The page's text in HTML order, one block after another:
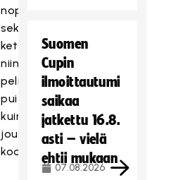
nopeatempoinen
sekä
ketterämpi
niin
peliajan
puitteissa
kuin
joukkueen
koossa.
Suomen
Cupin
ilmoittautumi
saikaa
jatkettu 16.8.
asti – vielä
ehtii mukaan
07.08.2026